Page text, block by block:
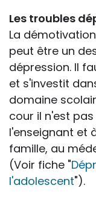
Les troubles
La
peut être un
dépression. Il
et s'investit
domaine
cour il n'est
l'enseignant et
famille, au
(Voir fiche "
l'adolescent").